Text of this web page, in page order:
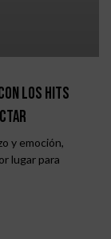
con los hits
y emoción,
lugar para